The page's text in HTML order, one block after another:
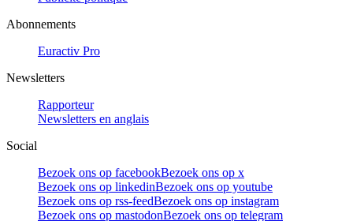
Abonnements
Euractiv Pro
Newsletters
Rapporteur
Newsletters en anglais
Social
Bezoek ons op facebookBezoek ons op x
Bezoek ons op linkedinBezoek ons op youtube
Bezoek ons op rss-feedBezoek ons op instagram
Bezoek ons op mastodonBezoek ons op telegram